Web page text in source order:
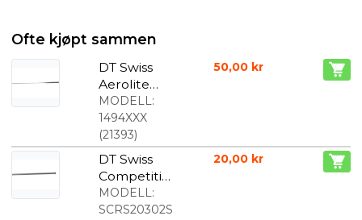
Ofte kjøpt sammen
DT Swiss
Aerolite
Straightpull
svart
MODELL:
1494XXX
(21393)
50,00 kr
DT Swiss
Competitio
n Eiker
Straight
MODELL:
SCRS20302S
20,00 kr